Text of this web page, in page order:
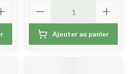
Ajouter au panier